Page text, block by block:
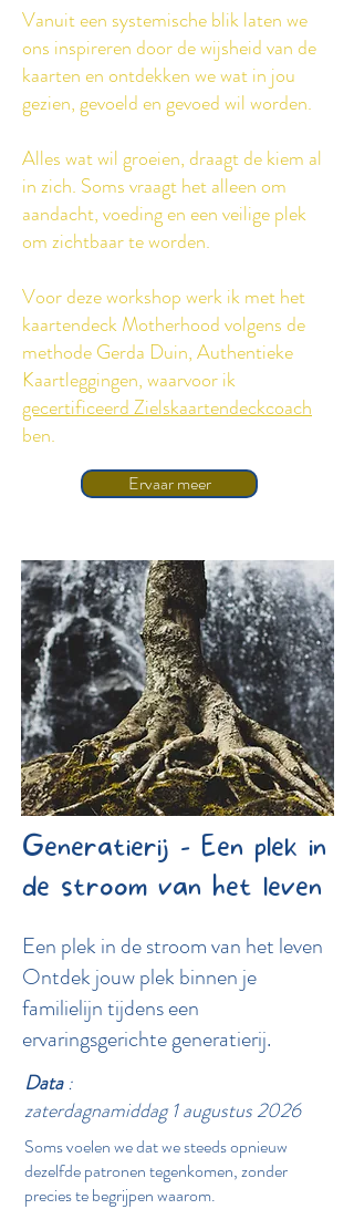
Vanuit een systemische blik laten we
ons inspireren door de wijsheid van de
kaarten en ontdekken we wat in jou
gezien, gevoeld en gevoed wil worden.
Alles wat wil groeien, draagt de kiem al
in zich. Soms vraagt het alleen om
aandacht, voeding en een veilige plek
om zichtbaar te worden.
Voor deze workshop werk ik met het
kaartendeck Motherhood volgens de
methode Gerda Duin, Authentieke
Kaartleggingen, waarvoor ik
gecertificeerd Zielskaartendeckcoach
ben.
Ervaar meer
Generatierij - Een plek in
de stroom van het leven
Een plek in de stroom van het leven
Ontdek jouw plek binnen je
familielijn tijdens een
ervaringsgerichte generatierij.
Data:
zaterdagnamiddag 1 augustus 2026
Soms voelen we dat we steeds opnieuw
dezelfde patronen tegenkomen, zonder
precies te begrijpen waarom.